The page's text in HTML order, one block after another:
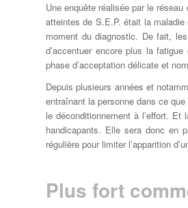
Une enquête réalisée par le
atteintes de S.E.P. était la
moment du diagnostic. De fait,
d’accentuer encore plus la
phase d’acceptation délicate et
Depuis plusieurs années et
entraînant la personne dans ce
le déconditionnement à l’effort.
handicapants. Elle sera donc en
régulière pour limiter l’apparition
Plus fort